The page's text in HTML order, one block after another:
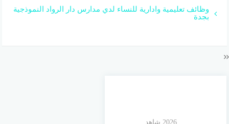
وظائف تعليمية وادارية للنساء لدي مدارس دار الرواد النموذجية
بجدة